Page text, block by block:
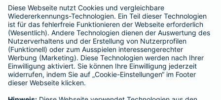
BELIEBTE SEITEN
Kranken-Zusatzversicherung
Tierversicherungen
Haftpflichtversicherung
Hausratversicherung